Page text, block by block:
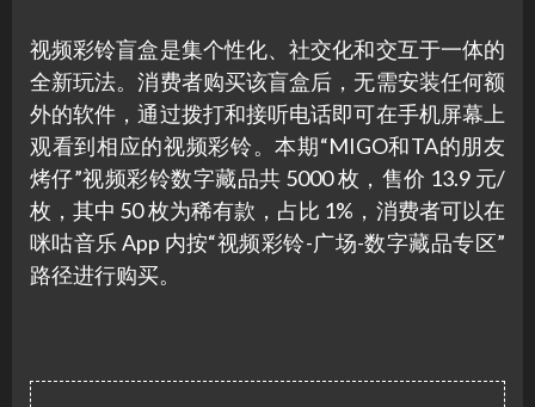
视频彩铃盲盒是集个性化、社交化和交互于一体的
全新玩法。消费者购买该盲盒后，无需安装任何额
外的软件，通过拨打和接听电话即可在手机屏幕上
观看到相应的视频彩铃。本期“MIGO和TA的朋友
烤仔”视频彩铃数字藏品共 5000 枚，售价 13.9 元/
枚，其中 50 枚为稀有款，占比 1%，消费者可以在
咪咕音乐 App 内按“视频彩铃-广场-数字藏品专区”
路径进行购买。